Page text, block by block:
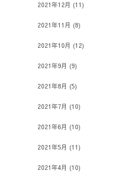
2021年12月 (11)
2021年11月 (8)
2021年10月 (12)
2021年9月 (9)
2021年8月 (5)
2021年7月 (10)
2021年6月 (10)
2021年5月 (11)
2021年4月 (10)